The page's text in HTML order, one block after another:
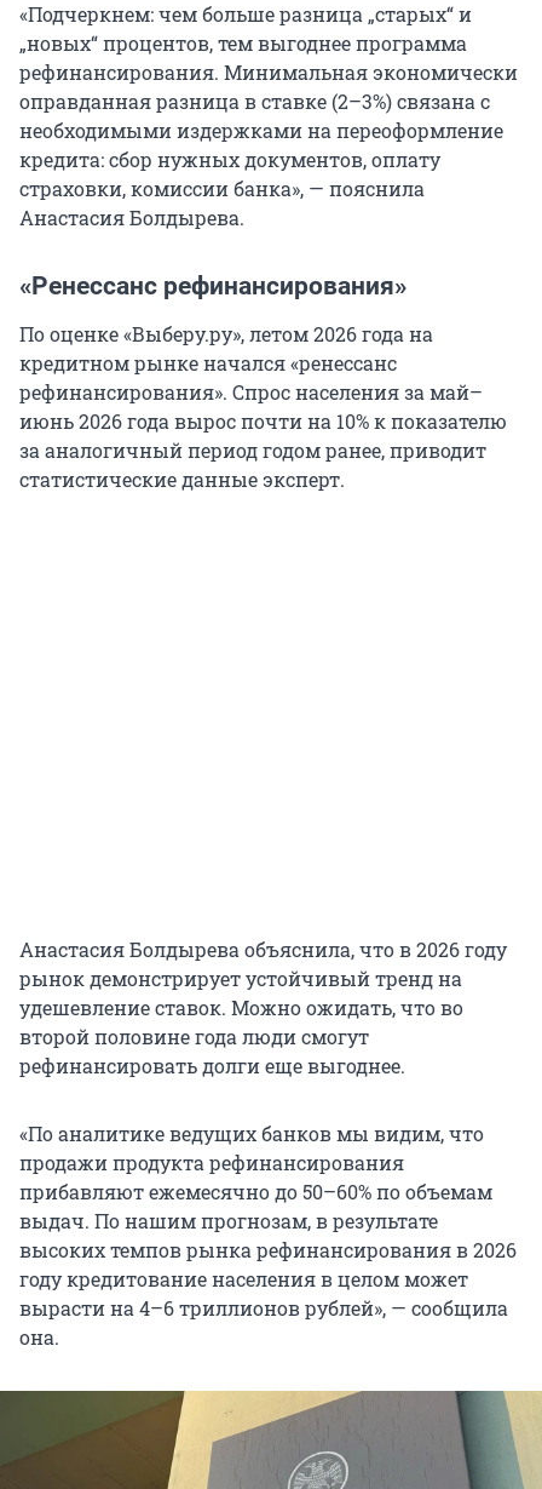
«Подчеркнем: чем больше разница „старых“ и
„новых“ процентов, тем выгоднее программа
рефинансирования. Минимальная экономически
оправданная разница в ставке (2–3%) связана с
необходимыми издержками на переоформление
кредита: сбор нужных документов, оплату
страховки, комиссии банка», — пояснила
Анастасия Болдырева.
«Ренессанс рефинансирования»
По оценке «Выберу.ру», летом 2026 года на
кредитном рынке начался «ренессанс
рефинансирования». Спрос населения за май–
июнь 2026 года вырос почти на 10% к показателю
за аналогичный период годом ранее, приводит
статистические данные эксперт.
Анастасия Болдырева объяснила, что в 2026 году
рынок демонстрирует устойчивый тренд на
удешевление ставок. Можно ожидать, что во
второй половине года люди смогут
рефинансировать долги еще выгоднее.
«По аналитике ведущих банков мы видим, что
продажи продукта рефинансирования
прибавляют ежемесячно до 50–60% по объемам
выдач. По нашим прогнозам, в результате
высоких темпов рынка рефинансирования в 2026
году кредитование населения в целом может
вырасти на 4–6 триллионов рублей», — сообщила
она.